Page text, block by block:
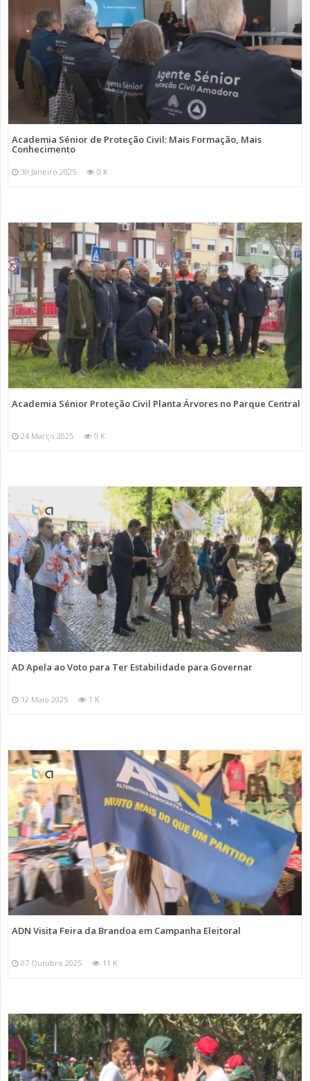
Academia Sénior de Proteção Civil: Mais Formação, Mais
Conhecimento
30 Janeiro 2025 0 K
Academia Sénior Proteção Civil Planta Árvores no Parque Central
24 Março 2025 0 K
AD Apela ao Voto para Ter Estabilidade para Governar
12 Maio 2025 1 K
ADN Visita Feira da Brandoa em Campanha Eleitoral
07 Outubro 2025 11 K